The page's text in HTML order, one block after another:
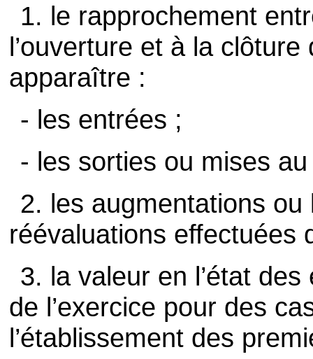
1. le rapprochement
l’ouverture et à la clôture
apparaître :
- les entrées ;
- les sorties ou mises
2. les augmentations
réévaluations effectuées
3. la valeur en l’état des
de l’exercice pour des
l’établissement des